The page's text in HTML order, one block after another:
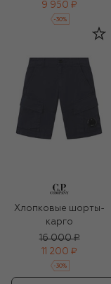
9 950 ₽
-30%
Хлопковые шорты-
карго
16 000 ₽
11 200 ₽
-30%